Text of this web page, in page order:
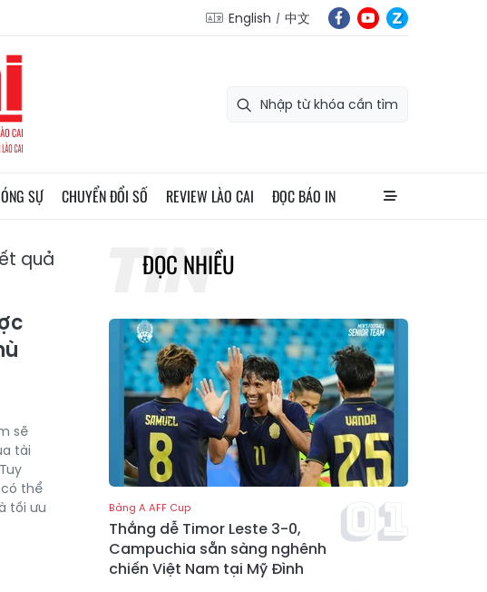
English 中文
SỰ CHUYỂN ĐỔI SỐ REVIEW LÀO CAI ĐỌC BÁO IN
quả
sẽ
tài
có thể
tối ưu
ĐỌC NHIỀU
Bảng A AFF Cup
Thắng dễ Timor Leste 3-0,
Campuchia sẵn sàng nghênh
chiến Việt Nam tại Mỹ Đình